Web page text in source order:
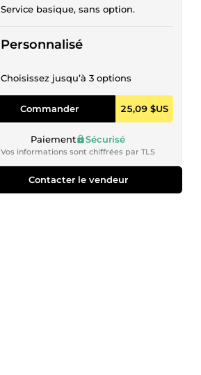
Service basique, sans option.
Personnalisé
Choisissez jusqu’à 3 options
Commander 25,09 $US
Paiement Sécurisé
Vos informations sont chiffrées par TLS
Contacter le vendeur